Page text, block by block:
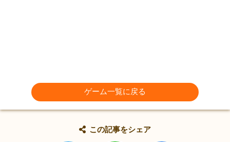
ゲーム一覧に戻る
この記事をシェア